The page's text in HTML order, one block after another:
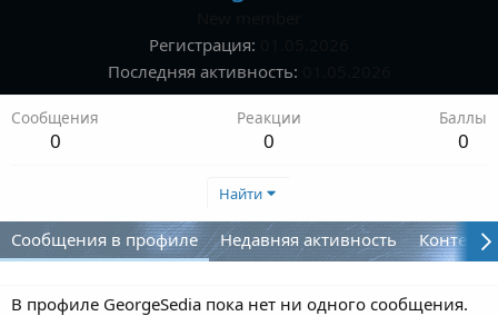
Регистрация
Последняя активность
Сообщения
0
Реакции
0
Баллы
0
Найти
Сообщения в профиле Недавняя активность Контент
В профиле GeorgeSedia пока нет ни одного сообщения.